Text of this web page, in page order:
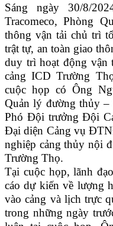
Sáng ngày 30/8/
Tracomeco, Phòng
thông vận tải chủ trì
trật tự, an toàn giao
duy trì hoạt động vận
cảng ICD Trường
cuộc họp có Ông
Quản lý đường thủy
Phó Đội trưởng Đội
Đại diện Cảng vụ
nghiệp cảng thủy nội
Trường Thọ.
Tại cuộc họp, lãnh
cáo dự kiến về lượng
vào cảng và lịch trực
trong những ngày